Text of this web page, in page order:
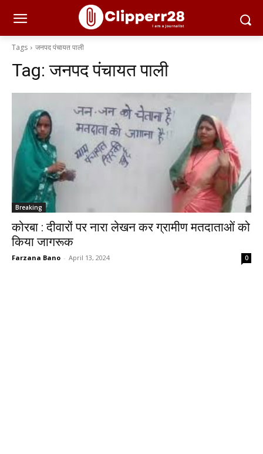
Tags जनपद पंचायत पाली
Tag:जनपद पंचायत पाली
Breaking
कोरबा : दीवारों पर नारा लेखन कर ग्रामीण मतदाताओं को
किया जागरूक
Farzana Bano - April 13, 2024 0